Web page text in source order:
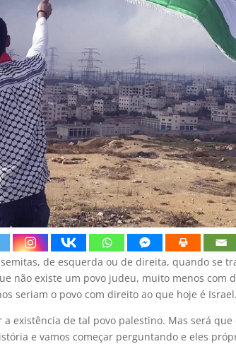
de esquerda ou de direita, quando se
não existe um povo judeu, muito menos com
seriam o povo com direito ao que hoje é Israel.
existência de tal povo palestino. Mas será que
e vamos começar perguntando e eles